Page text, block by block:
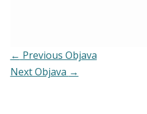
← Previous Objava
Next Objava →